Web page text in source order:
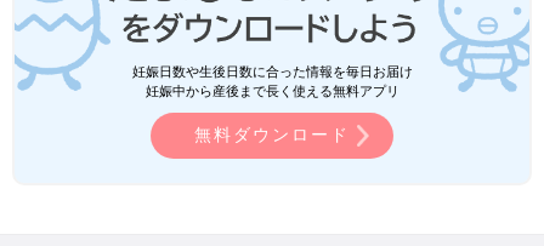
妊娠日数や生後日数に合った情報を毎日お届け
妊娠中から産後まで長く使える無料アプリ
無料ダウンロード